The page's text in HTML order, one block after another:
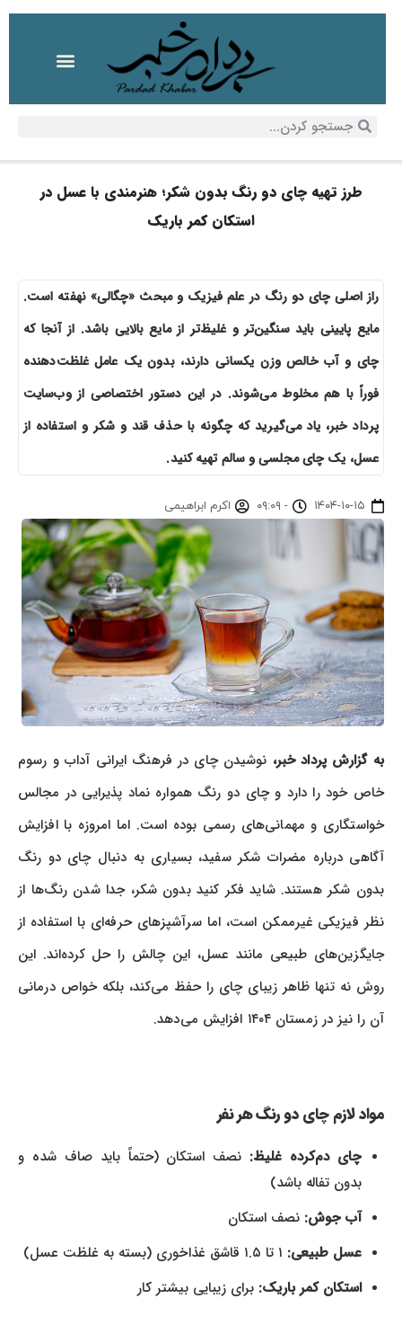
طرز تهیه چای دو رنگ بدون شکر؛ هنرمندی با عسل در
استکان کمر باریک
راز اصلی چای دو رنگ در علم فیزیک و مبحث «چگالی» نهفته است.
مایع پایینی باید سنگین‌تر و غلیظ‌تر از مایع بالایی باشد. از آنجا که
چای و آب خالص وزن یکسانی دارند، بدون یک عامل غلظت‌دهنده
فوراً با هم مخلوط می‌شوند. در این دستور اختصاصی از وب‌سایت
پرداد خبر، یاد می‌گیرید که چگونه با حذف قند و شکر و استفاده از
عسل، یک چای مجلسی و سالم تهیه کنید.
۱۴۰۴-۱۰-۱۵ - ۰۹:۰۹ اکرم ابراهیمی
به گزارش پرداد خبر،نوشیدن چای در فرهنگ ایرانی آداب و رسوم
خاص خود را دارد و چای دو رنگ همواره نماد پذیرایی در مجالس
خواستگاری و مهمانی‌های رسمی بوده است. اما امروزه با افزایش
آگاهی درباره مضرات شکر سفید، بسیاری به دنبال چای دو رنگ
بدون شکر هستند. شاید فکر کنید بدون شکر، جدا شدن رنگ‌ها از
نظر فیزیکی غیرممکن است، اما سرآشپزهای حرفه‌ای با استفاده از
جایگزین‌های طبیعی مانند عسل، این چالش را حل کرده‌اند. این
روش نه تنها ظاهر زیبای چای را حفظ می‌کند، بلکه خواص درمانی
آن را نیز در زمستان ۱۴۰۴ افزایش می‌دهد.
مواد لازم چای دو رنگ هر نفر
چای دم‌کرده غلیظ:نصف استکان (حتماً باید صاف شده و
بدون تفاله باشد)
آب جوش:نصف استکان
عسل طبیعی:۱ تا ۱.۵ قاشق غذاخوری (بسته به غلظت عسل)
استکان کمر باریک:برای زیبایی بیشتر کار